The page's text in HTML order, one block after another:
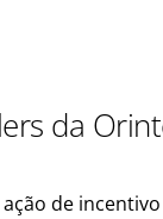
da
de